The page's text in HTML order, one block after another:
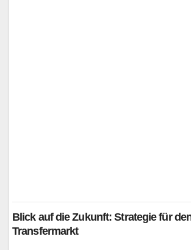
Blick auf die Zukunft: Strategie für
Transfermarkt